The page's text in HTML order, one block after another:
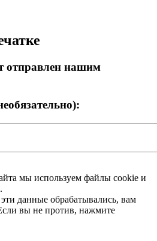
отправлен нашим
мы используем файлы cookie и
данные обрабатывались, вам
вы не против, нажмите